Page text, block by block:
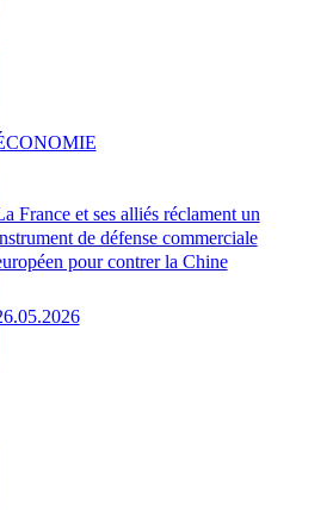
France et ses alliés réclament un
de défense commerciale
pour contrer la Chine